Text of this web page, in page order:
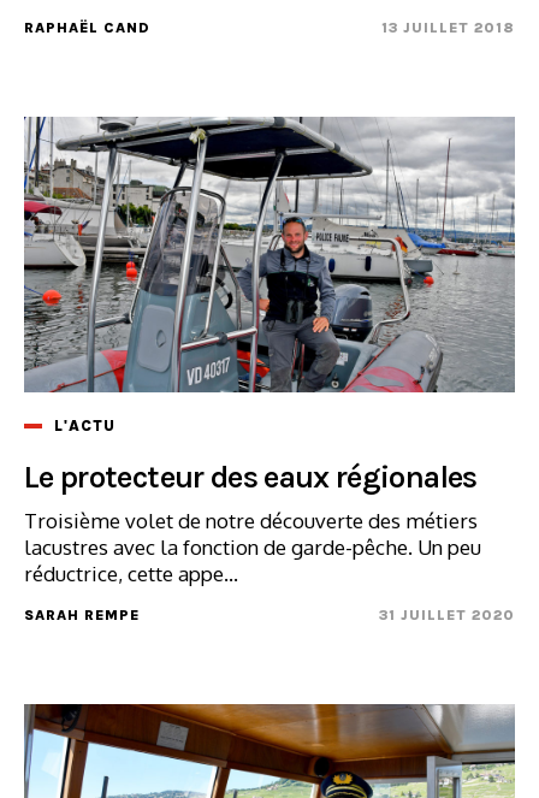
RAPHAËL CAND 13 JUILLET 2018
L'ACTU
Le protecteur des eaux régionales
Troisième volet de notre découverte des métiers
lacustres avec la fonction de garde-pêche. Un peu
réductrice, cette appe...
SARAH REMPE 31 JUILLET 2020